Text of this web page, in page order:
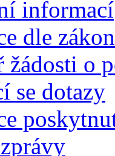
informací
dle
žádosti o
se dotazy